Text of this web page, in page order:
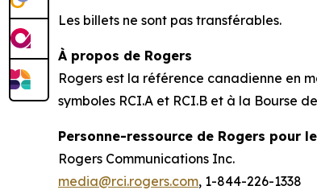
Les billets ne sont pas transférables.
À propos de Rogers
Rogers est la référence canadienne en
symboles RCI.A et RCI.B et à la Bourse
Personne-ressource de Rogers pour
Rogers Communications Inc.
media@rci.rogers.com, 1-844-226-1338